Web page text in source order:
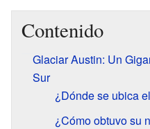
Contenido
Glaciar Austin: Un
Sur
¿Dónde se ubica
¿Cómo obtuvo su